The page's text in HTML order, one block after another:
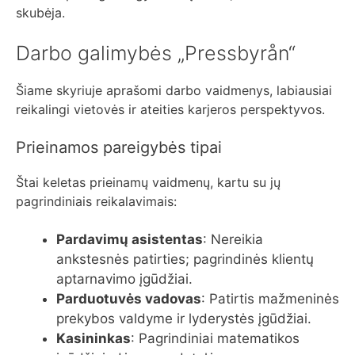
skubėja.
Darbo galimybės „Pressbyrån“
Šiame skyriuje aprašomi darbo vaidmenys, labiausiai
reikalingi vietovės ir ateities karjeros perspektyvos.
Prieinamos pareigybės tipai
Štai keletas prieinamų vaidmenų, kartu su jų
pagrindiniais reikalavimais:
Pardavimų asistentas: Nereikia
ankstesnės patirties; pagrindinės klientų
aptarnavimo įgūdžiai.
Parduotuvės vadovas: Patirtis mažmeninės
prekybos valdyme ir lyderystės įgūdžiai.
Kasininkas: Pagrindiniai matematikos